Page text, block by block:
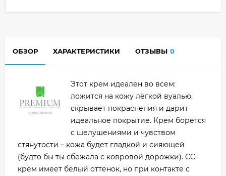
ОБЗОР ХАРАКТЕРИСТИКИ ОТЗЫВЫ 0
Этот крем идеален во всем:
ложится на кожу лёгкой вуалью,
скрывает покраснения и дарит
идеальное покрытие. Крем борется
с шелушениями и чувством
стянутости – кожа будет гладкой и сияющей
(будто бы ты сбежала с ковровой дорожки). CC-
крем имеет белый оттенок, но при контакте с